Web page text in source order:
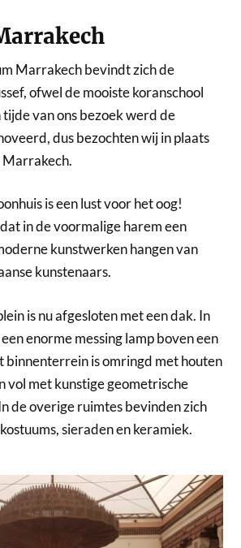
Marrakech bevindt zich de
ofwel de mooiste koranschool
van ons bezoek werd de
dus bezochten wij in plaats
is een lust voor het oog!
in de voormalige harem een
kunstwerken hangen van
kunstenaars.
is nu afgesloten met een dak. In
enorme messing lamp boven een
binnenterrein is omringd met houten
vol met kunstige geometrische
de overige ruimtes bevinden zich
sieraden en keramiek.